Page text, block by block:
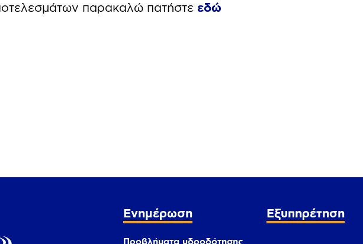
παρακαλώ πατήστε εδώ
Ενημέρωση
Προβλήματα υδροδότησης
Εξυπηρέτηση